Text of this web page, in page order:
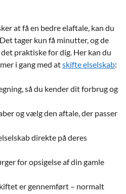
at få en bedre elaftale, kan du
tager kun få minutter, og de
praktiske for dig. Her kan du
i gang med atskifte elselskab:
så du kender dit forbrug og
og vælg den aftale, der passer
direkte på deres
for opsigelse af din gamle
er gennemført – normalt